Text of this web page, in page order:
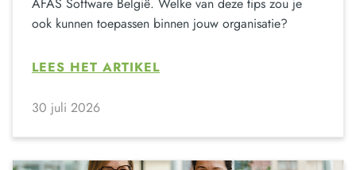
ook kunnen toepassen binnen jouw organisatie?
LEES HET ARTIKEL
30 juli 2026